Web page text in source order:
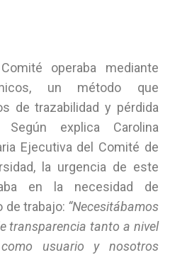
operaba mediante
un método que
de trazabilidad y pérdida
explica Carolina
Ejecutiva del Comité de
la urgencia de este
en la necesidad de
de trabajo: “Necesitábamos
transparencia tanto a nivel
usuario y nosotros